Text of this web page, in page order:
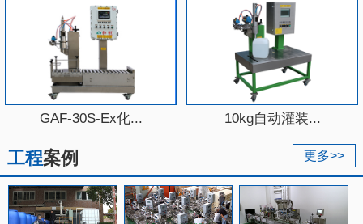
GAF-30S-Ex化... 10kg自动灌装...
更多>>
工程案例